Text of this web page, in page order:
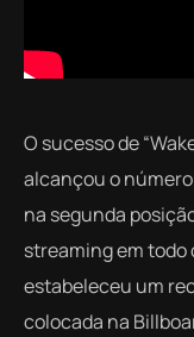
O sucesso de
alcançou o
na segunda
streamingem todo
estabeleceu um
colocada na